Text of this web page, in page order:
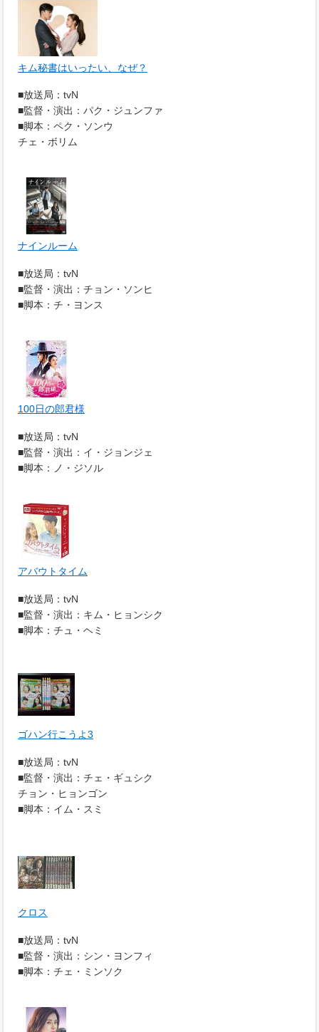
キム秘書はいったい、なぜ？
■放送局：tvN
■監督・演出：パク・ジュンファ
■脚本：ペク・ソンウ
チェ・ボリム
ナインルーム
■放送局：tvN
■監督・演出：チョン・ソンヒ
■脚本：チ・ヨンス
100日の郎君様
■放送局：tvN
■監督・演出：イ・ジョンジェ
■脚本：ノ・ジソル
アバウトタイム
■放送局：tvN
■監督・演出：キム・ヒョンシク
■脚本：チュ・ヘミ
ゴハン行こうよ3
■放送局：tvN
■監督・演出：チェ・ギュシク
チョン・ヒョンゴン
■脚本：イム・スミ
クロス
■放送局：tvN
■監督・演出：シン・ヨンフィ
■脚本：チェ・ミンソク